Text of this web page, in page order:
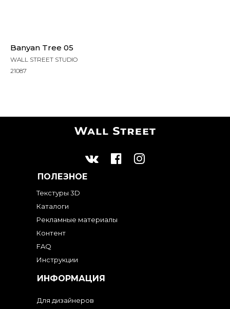
Banyan Tree 05
WALL STREET STUDIO
21087
ПОЛЕЗНОЕ
Текстуры 3D
Каталоги
Рекламные материалы
Контент
FAQ
Инструкции
ИНФОРМАЦИЯ
Для дизайнеров